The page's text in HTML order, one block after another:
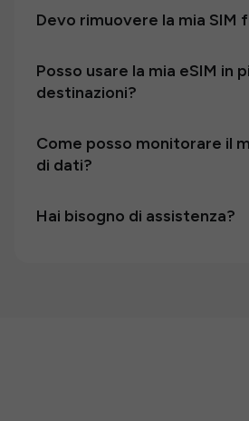
Devo rimuovere la mia SIM
Posso usare la mia eSIM in
destinazioni?
Come posso monitorare il
di dati?
Hai bisogno di assistenza?